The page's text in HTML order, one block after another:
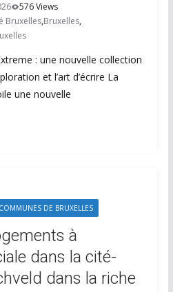
576 Views
Bruxelles,Bruxelles,
: une nouvelle collection
et l’art d’écrire La
une nouvelle
DE BRUXELLES
à
dans la cité-
dans la riche